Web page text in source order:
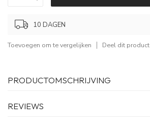
10 DAGEN
Toevoegen om te vergelijken Deel dit product
PRODUCTOMSCHRIJVING
REVIEWS